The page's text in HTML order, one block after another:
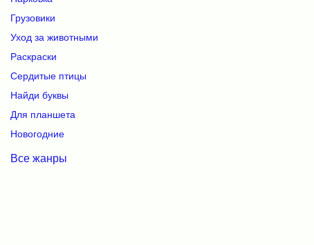
Грузовики
Уход за животными
Раскраски
Сердитые птицы
Найди буквы
Для планшета
Новогодние
Все жанры